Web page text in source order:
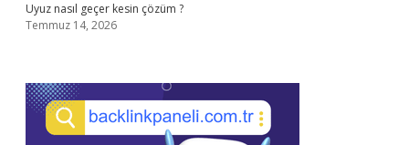
Uyuz nasıl geçer kesin çözüm ?
Temmuz 14, 2026